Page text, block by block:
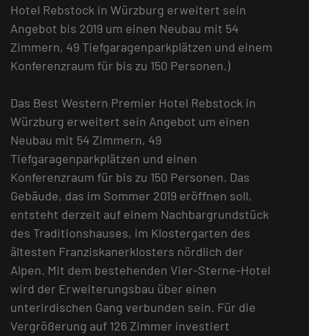
Hotel Rebstock in Würzburg erweitert sein
Angebot bis 2019 um einen Neubau mit 54
Zimmern, 49 Tiefgaragenparkplätzen und einem
Konferenzraum für bis zu 150 Personen.)
Das Best Western Premier Hotel Rebstock in
Würzburg erweitert sein Angebot um einen
Neubau mit 54 Zimmern, 49
Tiefgaragenparkplätzen und einen
Konferenzraum für bis zu 150 Personen. Das
Gebäude, das im Sommer 2019 eröffnen soll,
entsteht derzeit auf einem Nachbargrundstück
des Traditionshauses, im Klostergarten des
ältesten Franziskanerklosters nördlich der
Alpen. Mit dem bestehenden Vier-Sterne-Hotel
wird der Erweiterungsbau über einen
unterirdischen Gang verbunden sein. Für die
Vergrößerung auf 126 Zimmer investiert